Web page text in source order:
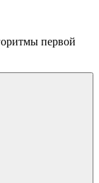
первой